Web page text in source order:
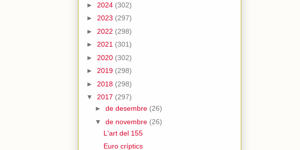
► 2024 (302)
► 2023 (297)
► 2022 (298)
► 2021 (301)
► 2020 (302)
► 2019 (298)
► 2018 (298)
▼ 2017 (297)
► de desembre (26)
▼ de novembre (26)
L'art del 155
Euro críptics